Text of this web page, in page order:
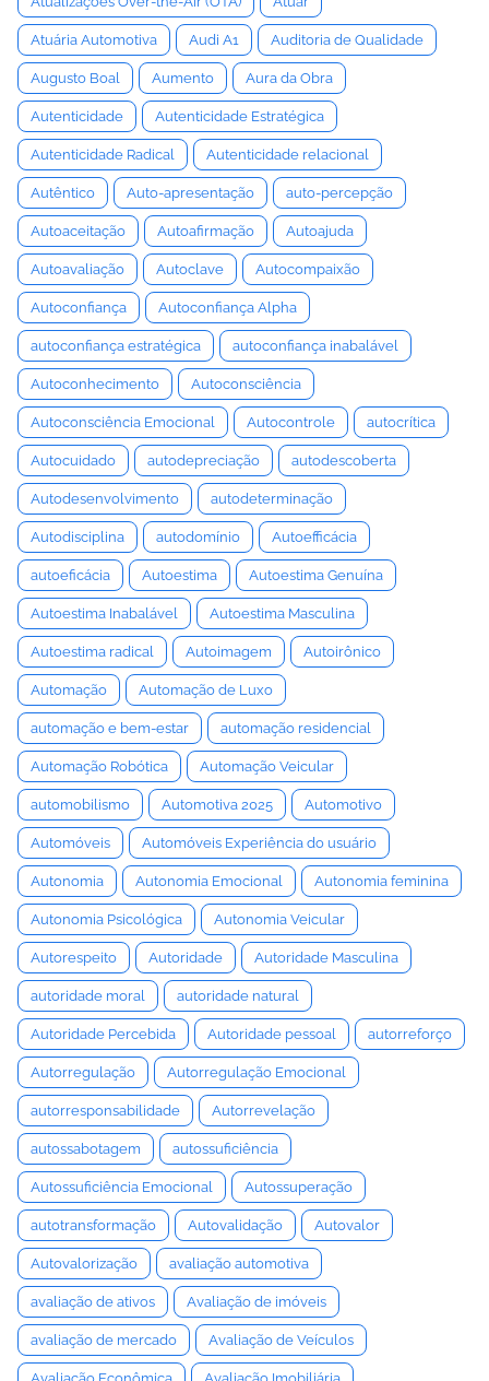
Atuária Automotiva Audi A1 Auditoria de Qualidade
Augusto Boal Aumento Aura da Obra
Autenticidade Autenticidade Estratégica
Autenticidade Radical Autenticidade relacional
Autêntico Auto-apresentação auto-percepção
Autoaceitação Autoafirmação Autoajuda
Autoavaliação Autoclave Autocompaixão
Autoconfiança Autoconfiança Alpha
autoconfiança estratégica autoconfiança inabalável
Autoconhecimento Autoconsciência
Autoconsciência Emocional Autocontrole autocrítica
Autocuidado autodepreciação autodescoberta
Autodesenvolvimento autodeterminação
Autodisciplina autodomínio Autoefficácia
autoeficácia Autoestima Autoestima Genuína
Autoestima Inabalável Autoestima Masculina
Autoestima radical Autoimagem Autoirônico
Automação Automação de Luxo
automação e bem-estar automação residencial
Automação Robótica Automação Veicular
automobilismo Automotiva 2025 Automotivo
Automóveis Automóveis Experiência do usuário
Autonomia Autonomia Emocional Autonomia feminina
Autonomia Psicológica Autonomia Veicular
Autorespeito Autoridade Autoridade Masculina
autoridade moral autoridade natural
Autoridade Percebida Autoridade pessoal autorreforço
Autorregulação Autorregulação Emocional
autorresponsabilidade Autorrevelação
autossabotagem autossuficiência
Autossuficiência Emocional Autossuperação
autotransformação Autovalidação Autovalor
Autovalorização avaliação automotiva
avaliação de ativos Avaliação de imóveis
avaliação de mercado Avaliação de Veículos